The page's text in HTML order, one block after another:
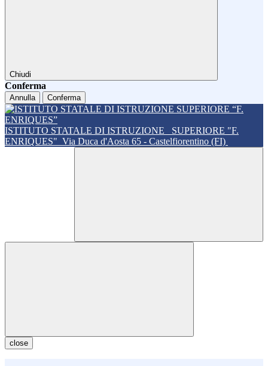
Chiudi
Conferma
Annulla Conferma
ISTITUTO STATALE DI ISTRUZIONE
SUPERIORE "F.
ENRIQUES" Via Duca d'Aosta 65 - Castelfiorentino (FI)
close